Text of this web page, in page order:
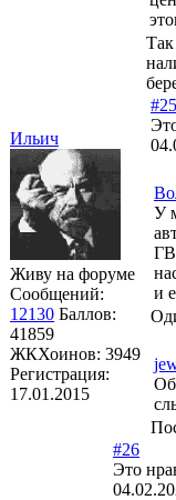
Ильич
Живу на форуме
Сообщений:
12130 Баллов:
41859
ЖКХоинов: 3949
Регистрация:
17.01.2015
#25
У
и
Об
#26
Это